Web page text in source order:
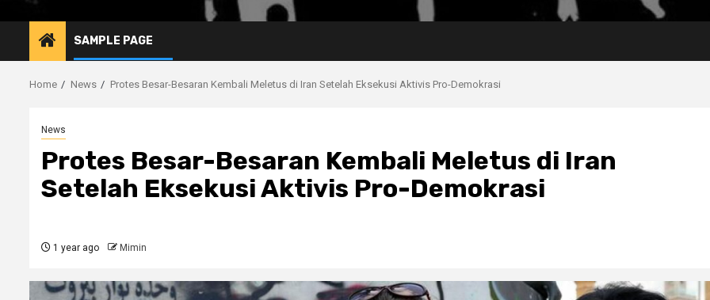
SAMPLE PAGE
Home News Protes Besar-Besaran Kembali Meletus di Iran Setelah Eksekusi Aktivis Pro-Demokrasi
News
Protes Besar-Besaran Kembali Meletus di Iran
Setelah Eksekusi Aktivis Pro-Demokrasi
1 year ago Mimin